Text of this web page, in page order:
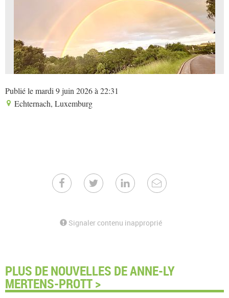
Publié le mardi 9 juin 2026 à 22:31
Echternach, Luxemburg
Signaler contenu inapproprié
PLUS DE NOUVELLES DE ANNE-LY
MERTENS-PROTT >